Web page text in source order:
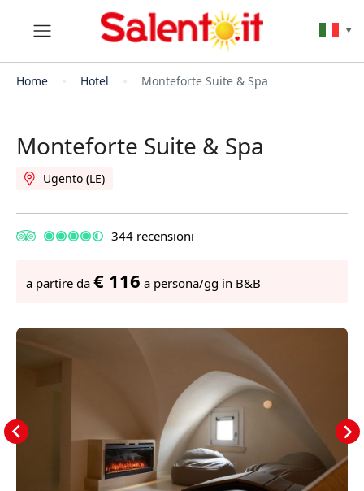
Home Hotel Monteforte Suite & Spa
Monteforte Suite & Spa
Ugento (LE)
344 recensioni
a partire da € 116 a persona/gg in B&B
▼